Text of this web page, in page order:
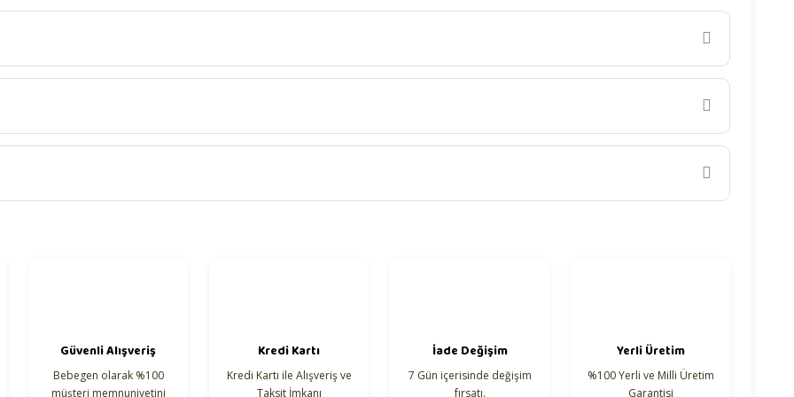
Güvenli Alışveriş
Bebegen olarak %100
müşteri memnuniyetini
Kredi Kartı
Kredi Kartı ile Alışveriş ve
Taksit İmkanı
İade Değişim
7 Gün içerisinde değişim
fırsatı.
Yerli Üretim
%100 Yerli ve Milli Üretim
Garantisi